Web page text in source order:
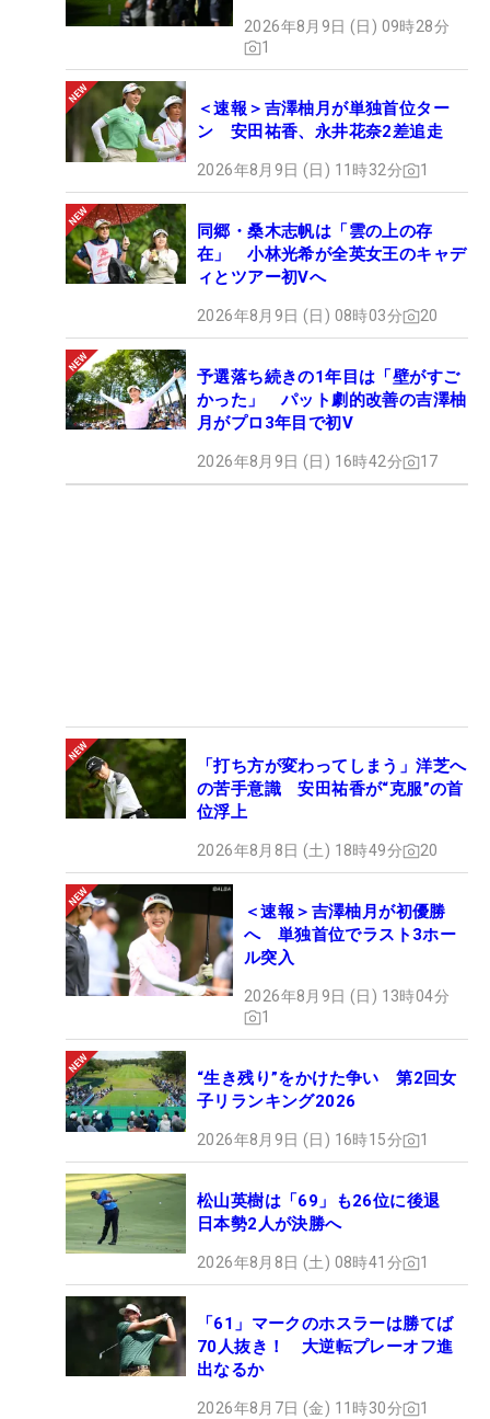
2026年8月9日 (日) 09時28分
1
＜速報＞吉澤柚月が単独首位ター
ン 安田祐香、永井花奈2差追走
2026年8月9日 (日) 11時32分 1
同郷・桑木志帆は「雲の上の存
在」 小林光希が全英女王のキャデ
ィとツアー初Vへ
2026年8月9日 (日) 08時03分 20
予選落ち続きの1年目は「壁がすご
かった」 パット劇的改善の吉澤柚
月がプロ3年目で初V
2026年8月9日 (日) 16時42分 17
「打ち方が変わってしまう」洋芝へ
の苦手意識 安田祐香が“克服”の首
位浮上
2026年8月8日 (土) 18時49分 20
＜速報＞吉澤柚月が初優勝
へ 単独首位でラスト3ホー
ル突入
2026年8月9日 (日) 13時04分
1
“生き残り”をかけた争い 第2回女
子リランキング2026
2026年8月9日 (日) 16時15分 1
松山英樹は「69」も26位に後退
日本勢2人が決勝へ
2026年8月8日 (土) 08時41分 1
「61」マークのホスラーは勝てば
70人抜き！ 大逆転プレーオフ進
出なるか
2026年8月7日 (金) 11時30分 1